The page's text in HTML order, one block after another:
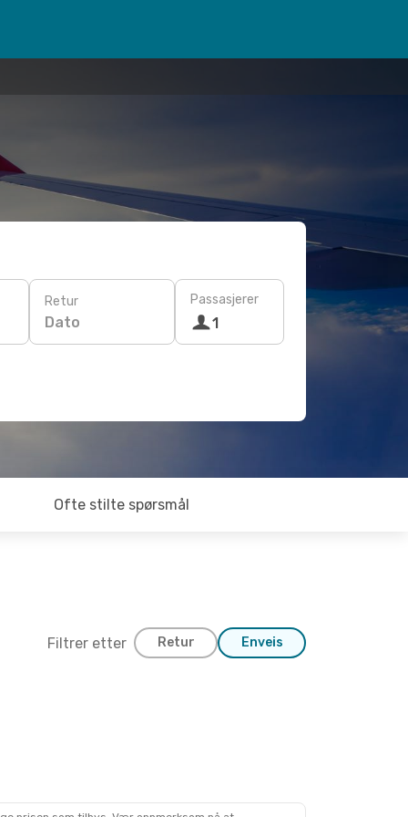
Retur
Dato
Passasjerer
1
Ofte stilte spørsmål
Filtrer etter Retur Enveis